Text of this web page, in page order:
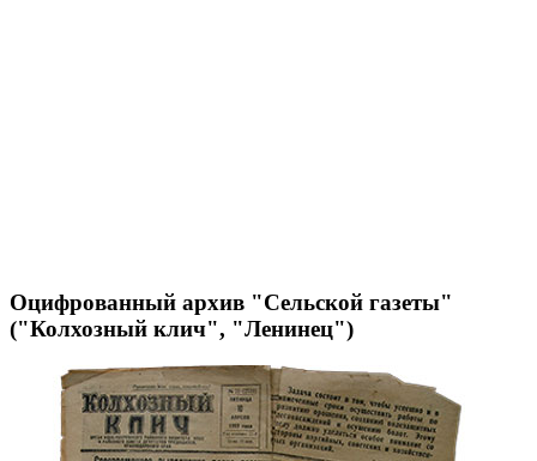
Оцифрованный архив "Сельской газеты"
("Колхозный клич", "Ленинец")